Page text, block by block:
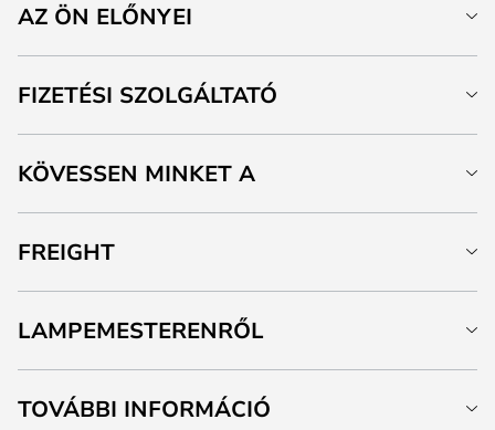
AZ ÖN ELŐNYEI
FIZETÉSI SZOLGÁLTATÓ
KÖVESSEN MINKET A
FREIGHT
LAMPEMESTERENRŐL
TOVÁBBI INFORMÁCIÓ